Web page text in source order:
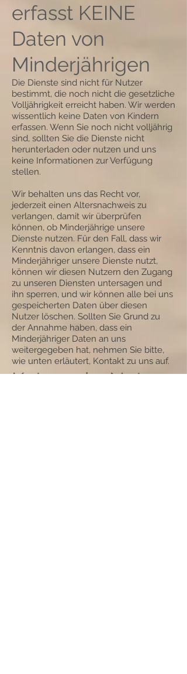
erfasst KEINE
Daten von
Minderjährigen
Die Dienste sind nicht für Nutzer
bestimmt, die noch nicht die gesetzliche
Volljährigkeit erreicht haben. Wir werden
wissentlich keine Daten von Kindern
erfassen. Wenn Sie noch nicht volljährig
sind, sollten Sie die Dienste nicht
herunterladen oder nutzen und uns
keine Informationen zur Verfügung
stellen.
Wir behalten uns das Recht vor,
jederzeit einen Altersnachweis zu
verlangen, damit wir überprüfen
können, ob Minderjährige unsere
Dienste nutzen. Für den Fall, dass wir
Kenntnis davon erlangen, dass ein
Minderjähriger unsere Dienste nutzt,
können wir diesen Nutzern den Zugang
zu unseren Diensten untersagen und
ihn sperren, und wir können alle bei uns
gespeicherten Daten über diesen
Nutzer löschen. Sollten Sie Grund zu
der Annahme haben, dass ein
Minderjähriger Daten an uns
weitergegeben hat, nehmen Sie bitte,
wie unten erläutert, Kontakt zu uns auf.
Kategorie: Nutzer